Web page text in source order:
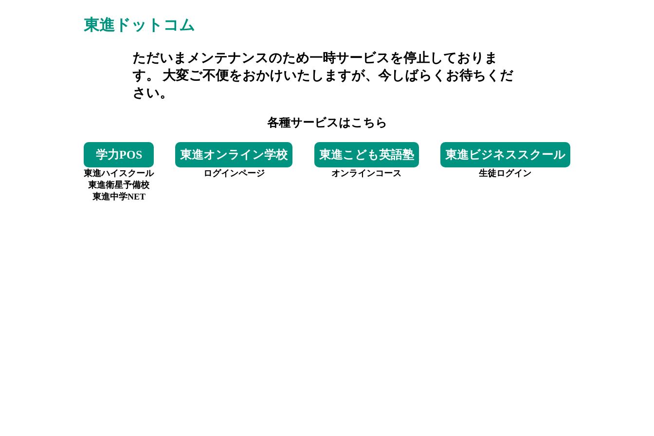
東進ドットコム
ただいまメンテナンスのため一時サービスを停止しておりま
す。 大変ご不便をおかけいたしますが、今しばらくお待ちくだ
さい。
各種サービスはこちら
学力POS
東進ハイスクール
東進衛星予備校
東進中学NET
東進オンライン学校
ログインページ
東進こども英語塾
オンラインコース
東進ビジネススクール
生徒ログイン